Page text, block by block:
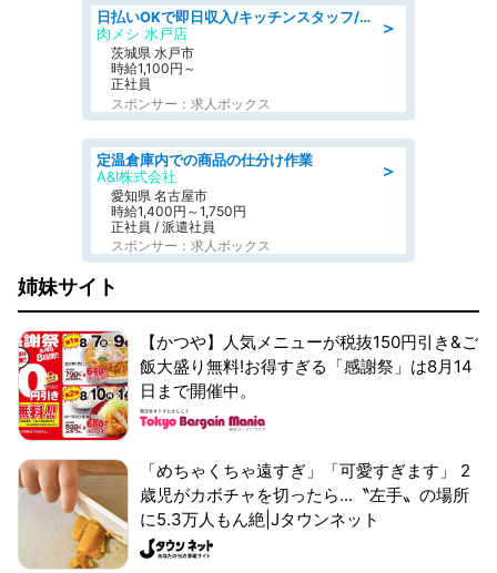
＞
日払いOKで即日収入/キッチンスタッフ/「原付免許必須」デリバリー業務など、自己成長可能な幅広い仕事に挑戦!髪型自由&ピアス・ネイルOK/茨城県/水戸市
肉メシ 水戸店
茨城県 水戸市
時給1,100円～
正社員
スポンサー：求人ボックス
＞
定温倉庫内での商品の仕分け作業
A&I株式会社
愛知県 名古屋市
時給1,400円～1,750円
正社員 / 派遣社員
スポンサー：求人ボックス
姉妹サイト
【かつや】人気メニューが税抜150円引き&ご
飯大盛り無料!お得すぎる「感謝祭」は8月14
日まで開催中。
「めちゃくちゃ遠すぎ」「可愛すぎます」 2
歳児がカボチャを切ったら...〝左手〟の場所
に5.3万人もん絶|Jタウンネット